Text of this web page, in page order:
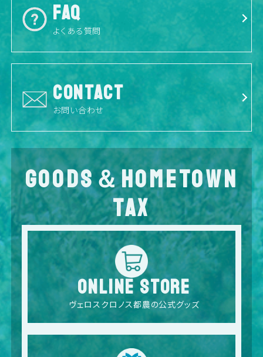
FAQ
よくある質問
CONTACT
お問い合わせ
GOODS＆HOMETOWN
TAX
ONLINE STORE
ヴェロスクロノス都農の公式グッズ